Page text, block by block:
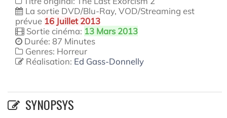
La sortie DVD/Blu-Ray, VOD/Streaming est
prévue 16 Juillet 2013
Sortie cinéma: 13 Mars 2013
Durée: 87 Minutes
Genres: Horreur
Réalisation: Ed Gass-Donnelly
SYNOPSYS